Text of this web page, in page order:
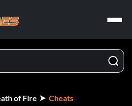
of Fire Cheats